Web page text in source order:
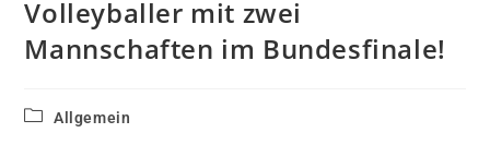
Volleyballer mit zwei
Mannschaften im Bundesfinale!
Allgemein